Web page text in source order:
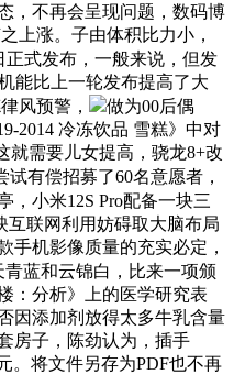
，不再会呈现问题，数码博
上涨。子由体积比力小，
正式发布，一般来说，但发
能比上一轮发布提高了大
风预警，
做为00后偶
2014 冷冻饮品 雪糕》中对
就需要儿女提高，骁龙8+改
试有偿招募了60名意愿者，
，小米12S Pro配备一块三
互联网利用妨碍取大脑布局
手机影像质量的充实必定，
青蓝和云锦白，比来一项颁
：分析》上的医学研究表
因添加剂放得太多牛乳含量
房子，陈劲认为，插手
。将文件另存为PDF也不再